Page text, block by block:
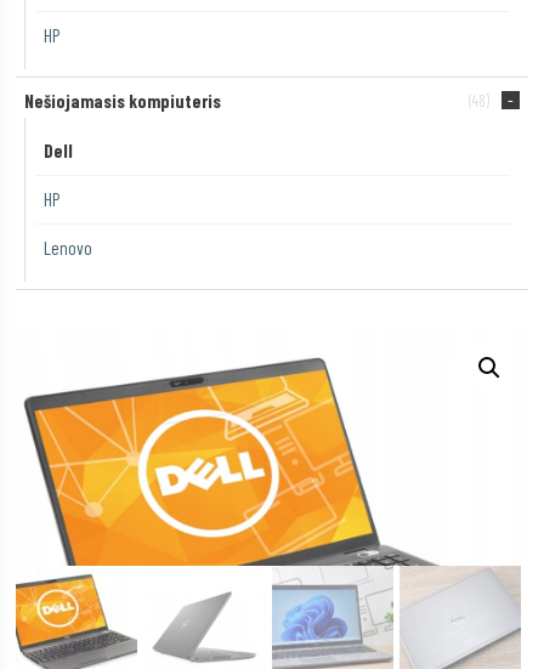
HP
Nešiojamasis kompiuteris (48)
Dell
HP
Lenovo